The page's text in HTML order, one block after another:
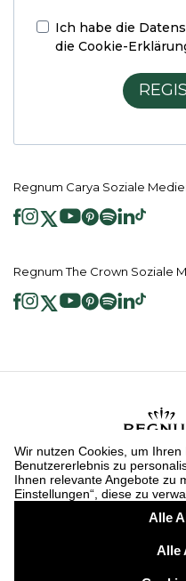
Ich habe die
die Cookie-
Regnum Carya Soziale
Regnum The Crown Soziale
2026 ® Regnum Hotels. Alle